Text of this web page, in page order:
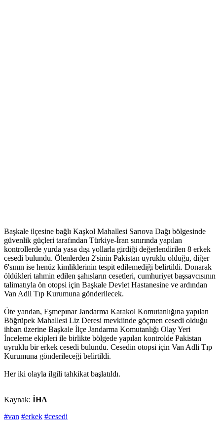
Başkale ilçesine bağlı Kaşkol Mahallesi Sarıova Dağı bölgesinde
güvenlik güçleri tarafından Türkiye-İran sınırında yapılan
kontrollerde yurda yasa dışı yollarla girdiği değerlendirilen 8 erkek
cesedi bulundu. Ölenlerden 2'sinin Pakistan uyruklu olduğu, diğer
6'sının ise henüz kimliklerinin tespit edilemediği belirtildi. Donarak
öldükleri tahmin edilen şahısların cesetleri, cumhuriyet başsavcısının
talimatıyla ön otopsi için Başkale Devlet Hastanesine ve ardından
Van Adli Tıp Kurumuna gönderilecek.
Öte yandan, Eşmepınar Jandarma Karakol Komutanlığına yapılan
Böğrüpek Mahallesi Liz Deresi mevkiinde göçmen cesedi olduğu
ihbarı üzerine Başkale İlçe Jandarma Komutanlığı Olay Yeri
İnceleme ekipleri ile birlikte bölgede yapılan kontrolde Pakistan
uyruklu bir erkek cesedi bulundu. Cesedin otopsi için Van Adli Tıp
Kurumuna gönderileceği belirtildi.
Her iki olayla ilgili tahkikat başlatıldı.
Kaynak: İHA
#van #erkek #cesedi